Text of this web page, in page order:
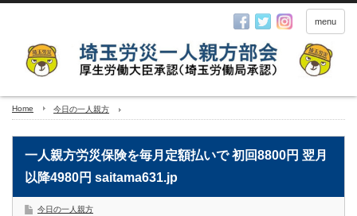
menu
Home 今日の一人親方
一人親方労災保険を毎月定額払いで 初回8800円 翌月
以降4980円 saitama631.jp
今日の一人親方